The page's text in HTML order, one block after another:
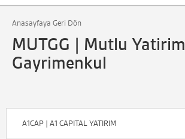
Anasayfaya Geri Dön
MUTGG | Mutlu Yatirim
Gayrimenkul
A1CAP | A1 CAPITAL YATIRIM